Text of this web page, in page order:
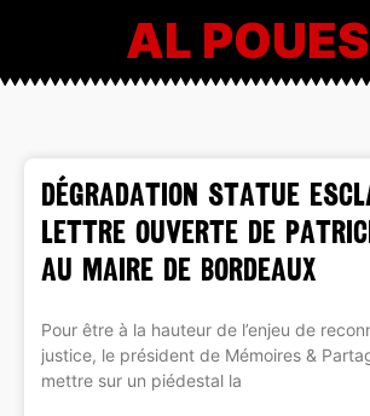
AL
DÉGRADATION STATUE
Lettre ouverte de
au Maire de Bordeaux
Pour être à la hauteur de l’enjeu de
justice, le président de Mémoires &
mettre sur un piédestal la